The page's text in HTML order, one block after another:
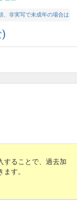
、非実写で未成年の場合は
)
することで、過去加
す。